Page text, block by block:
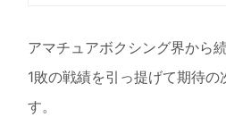
アマチュアボクシング界から
1敗の戦績を引っ提げて期待
す。